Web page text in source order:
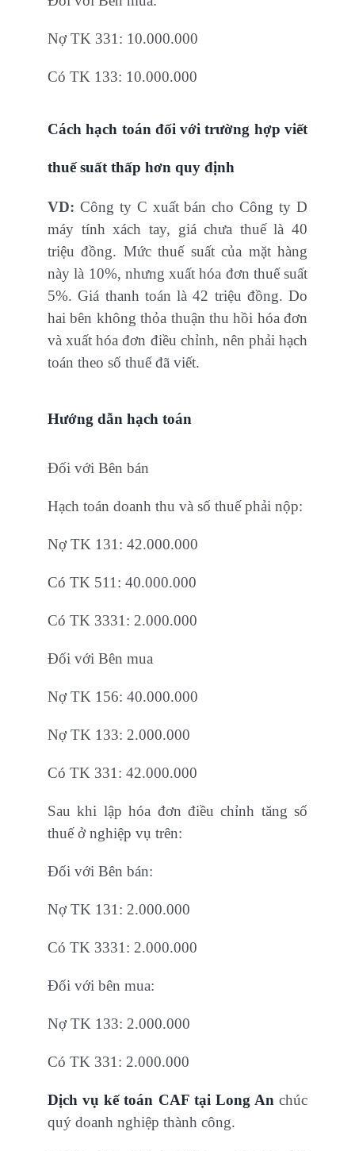
Nợ TK 331: 10.000.000
Có TK 133: 10.000.000
Cách hạch toán đối với trường hợp viết
thuế suất thấp hơn quy định
VD: Công ty C xuất bán cho Công ty D
máy tính xách tay, giá chưa thuế là 40
triệu đồng. Mức thuế suất của mặt hàng
này là 10%, nhưng xuất hóa đơn thuế suất
5%. Giá thanh toán là 42 triệu đồng. Do
hai bên không thỏa thuận thu hồi hóa đơn
và xuất hóa đơn điều chỉnh, nên phải hạch
toán theo số thuế đã viết.
Hướng dẫn hạch toán
Đối với Bên bán
Hạch toán doanh thu và số thuế phải nộp:
Nợ TK 131: 42.000.000
Có TK 511: 40.000.000
Có TK 3331: 2.000.000
Đối với Bên mua
Nợ TK 156: 40.000.000
Nợ TK 133: 2.000.000
Có TK 331: 42.000.000
Sau khi lập hóa đơn điều chỉnh tăng số
thuế ở nghiệp vụ trên:
Đối với Bên bán:
Nợ TK 131: 2.000.000
Có TK 3331: 2.000.000
Đối với bên mua:
Nợ TK 133: 2.000.000
Có TK 331: 2.000.000
Dịch vụ kế toán CAF tại Long Anchúc
quý doanh nghiệp thành công.